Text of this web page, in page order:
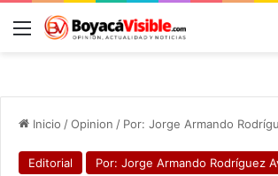
Menú
Inicio /Opinion / Por: Jorge Armando
Editorial Por: Jorge Armando Rodríguez